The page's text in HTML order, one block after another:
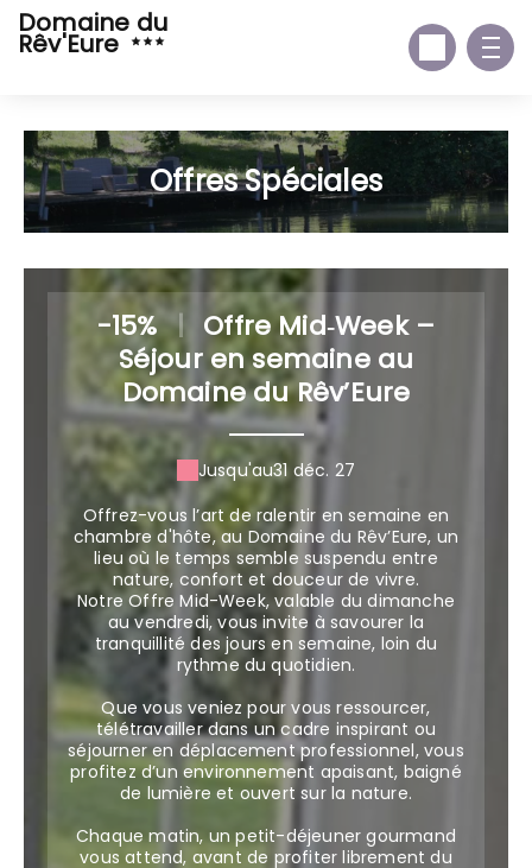
Domaine du
Rêv'Eure
Offres Spéciales
-15% | Offre Mid‑Week –
Séjour en semaine au
Domaine du Rêv’Eure
Jusqu'au31 déc. 27
Offrez-vous l’art de ralentir en semaine en
chambre d'hôte, au Domaine du Rêv’Eure, un
lieu où le temps semble suspendu entre
nature, confort et douceur de vivre.
Notre Offre Mid-Week, valable du dimanche
au vendredi, vous invite à savourer la
tranquillité des jours en semaine, loin du
rythme du quotidien.
Que vous veniez pour vous ressourcer,
télétravailler dans un cadre inspirant ou
séjourner en déplacement professionnel, vous
profitez d’un environnement apaisant, baigné
de lumière et ouvert sur la nature.
Chaque matin, un petit-déjeuner gourmand
vous attend, avant de profiter librement du